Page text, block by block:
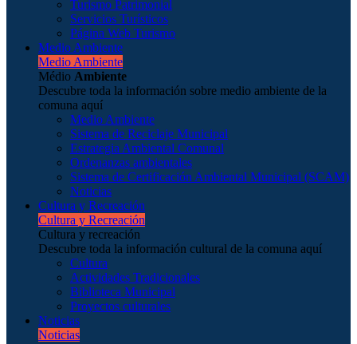
Turismo Patrimonial
Servicios Turísticos
Página Web Turismo
Medio Ambiente
Medio Ambiente
Médio Ambiente
Descubre toda la información sobre medio ambiente de la
comuna aquí
Medio Ambiente
Sistema de Reciclaje Municipal
Estrategia Ambiental Comunal
Ordenanzas ambientales
Sistema de Certificación Ambiental Municipal (SCAM)
Noticias
Cultura y Recreación
Cultura y Recreación
Cultura y recreación
Descubre toda la información cultural de la comuna aquí
Cultura
Actividades Tradicionales
Biblioteca Municipal
Proyectos culturales
Noticias
Noticias